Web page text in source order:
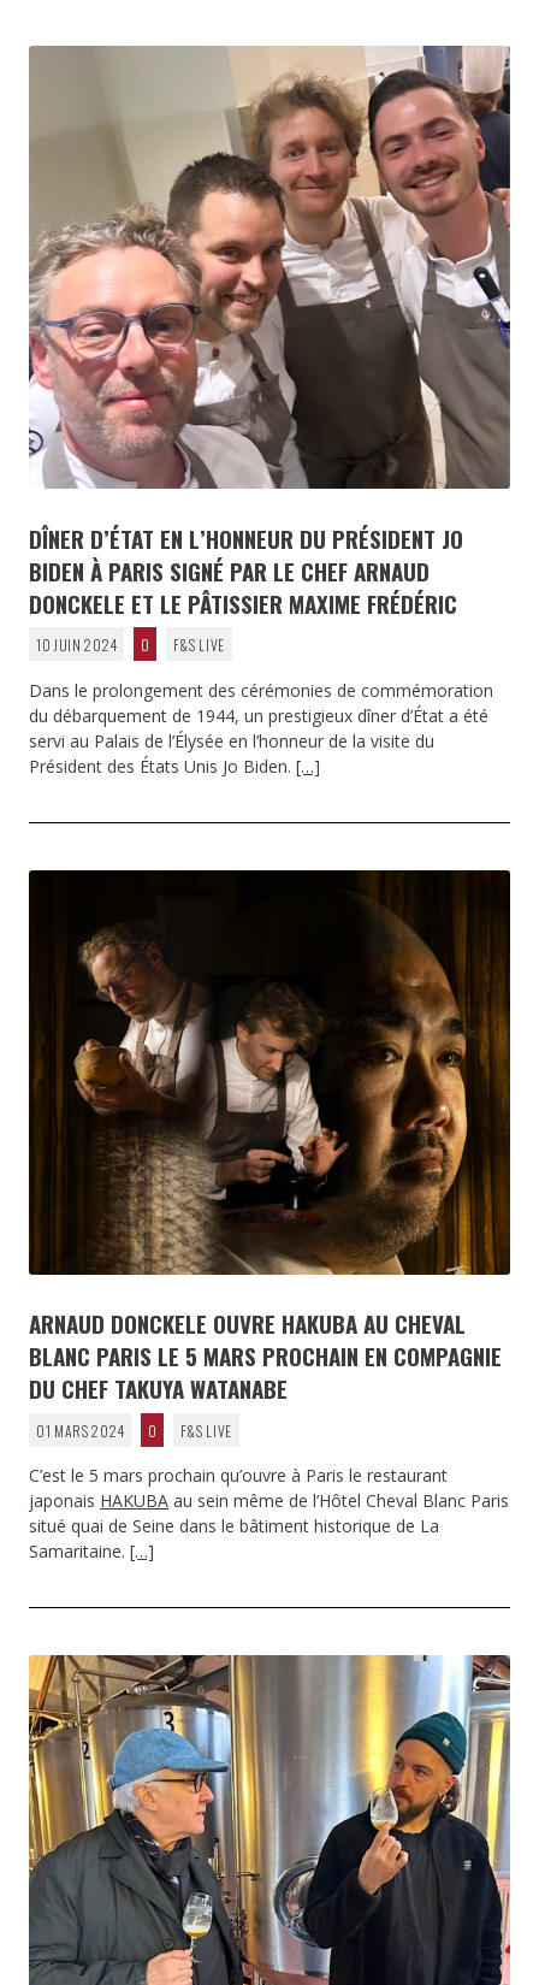
DÎNER D’ÉTAT EN L’HONNEUR DU PRÉSIDENT JO
BIDEN À PARIS SIGNÉ PAR LE CHEF ARNAUD
DONCKELE ET LE PÂTISSIER MAXIME FRÉDÉRIC
10 JUIN 2024 0 F&S LIVE
Dans le prolongement des cérémonies de commémoration
du débarquement de 1944, un prestigieux dîner d’État a été
servi au Palais de l’Élysée en l’honneur de la visite du
Président des États Unis Jo Biden. […]
ARNAUD DONCKELE OUVRE HAKUBA AU CHEVAL
BLANC PARIS LE 5 MARS PROCHAIN EN COMPAGNIE
DU CHEF TAKUYA WATANABE
01 MARS 2024 0 F&S LIVE
C’est le 5 mars prochain qu’ouvre à Paris le restaurant
japonais HAKUBA au sein même de l’Hôtel Cheval Blanc Paris
situé quai de Seine dans le bâtiment historique de La
Samaritaine. […]